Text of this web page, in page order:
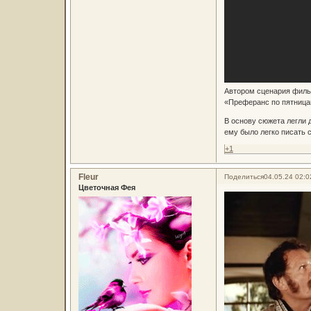
Автором сценария
«Преферанс по
В основу сюжета легли
ему было легко писать
+1
Поделиться04.05.24
Fleur
Цветочная Фея